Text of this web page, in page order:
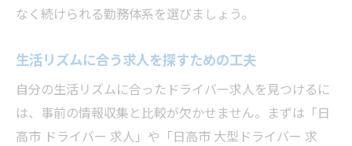
なく続けられる勤務体系を選びましょう。
生活リズムに合う求人を探すための工夫
自分の生活リズムに合ったドライバー求人を見つけるに
は、事前の情報収集と比較が欠かせません。まずは「日
高市 ドライバー 求人」や「日高市 大型ドライバー 求